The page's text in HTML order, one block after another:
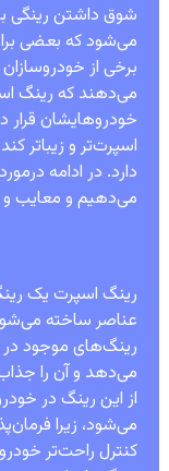
شوق داشتن رینگی
می‌شود که بعضی
برخی از
می‌دهند که رینگ
خودروهایشان قرار
اسپرت‌تر و زیباتر
دارد. در ادامه
می‌دهیم و معایب و
رینگ اسپرت یک
عناصر ساخته
رینگ‌های موجود در
می‌دهد و آن را
از این رینگ در
می‌شود، زیرا
کنترل راحت‌تر